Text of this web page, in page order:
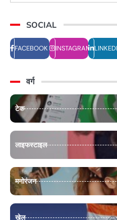
SOCIAL
FACEBOOK INSTAGRAM
वर्ग
टेक
लाइफस्टाइल
मनोरंजन
खेल